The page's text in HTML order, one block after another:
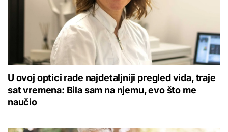
U ovoj optici rade najdetaljniji pregled vida, traje
sat vremena: Bila sam na njemu, evo što me
naučio